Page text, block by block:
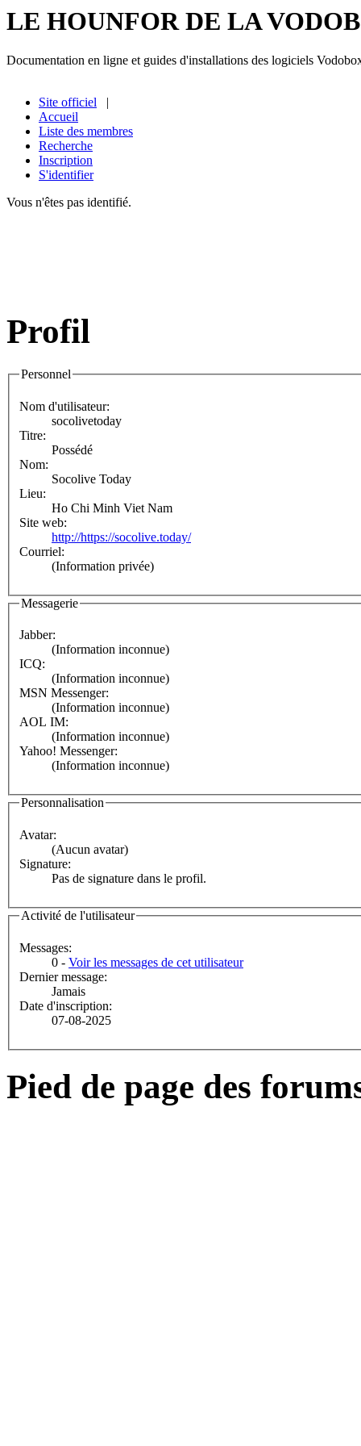
LE HOUNFOR DE LA
Documentation en ligne et guides d'installations des logiciels
Site officiel |
Accueil
Liste des membres
Recherche
Inscription
S'identifier
Vous n'êtes pas identifié.
Profil
Personnel
Nom d'utilisateur:
socolivetoday
Titre:
Possédé
Nom:
Socolive Today
Lieu:
Ho Chi Minh Viet Nam
Site web:
http://https://socolive.today/
Courriel:
(Information privée)
Messagerie
Jabber:
(Information inconnue)
ICQ:
(Information inconnue)
MSN Messenger:
(Information inconnue)
AOL IM:
(Information inconnue)
Yahoo! Messenger:
(Information inconnue)
Personnalisation
Avatar:
(Aucun avatar)
Signature:
Pas de signature dans le profil.
Activité de l'utilisateur
Messages:
0 - Voir les messages de cet utilisateur
Dernier message:
Jamais
Date d'inscription:
07-08-2025
Pied de page des